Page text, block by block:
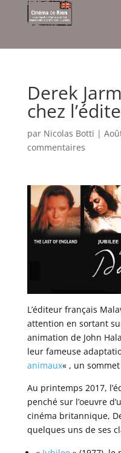
Derek
chez
par Nicolas Botti |
commentaires
L’éditeur français
attention en sortant
animation de John
leur fameuse
animaux« , un
Au printemps 2017,
penché sur l’oeuvre
cinéma britannique,
quelques uns de ses